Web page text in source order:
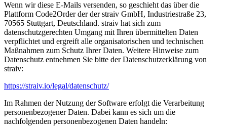
Wenn wir diese E-Mails versenden, so geschieht das über die
Plattform Code2Order der der straiv GmbH, Industriestraße 23,
70565 Stuttgart, Deutschland. straiv hat sich zum
datenschutzgerechten Umgang mit Ihren übermittelten Daten
verpflichtet und ergreift alle organisatorischen und technischen
Maßnahmen zum Schutz Ihrer Daten. Weitere Hinweise zum
Datenschutz entnehmen Sie bitte der Datenschutzerklärung von
straiv:
https://straiv.io/legal/datenschutz/
Im Rahmen der Nutzung der Software erfolgt die Verarbeitung
personenbezogener Daten. Dabei kann es sich um die
nachfolgenden personenbezogenen Daten handeln: